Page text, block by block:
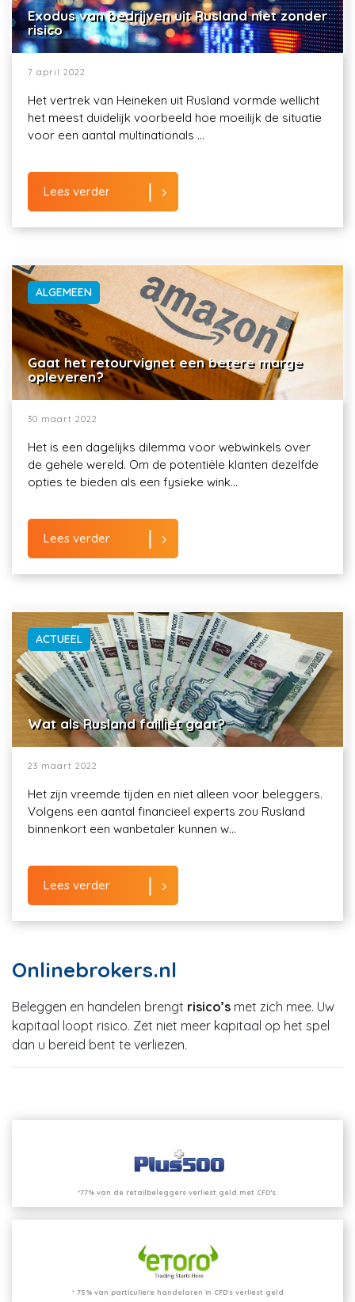
Exodus van bedrijven uit Rusland niet zonder
risico
7 april 2022
Het vertrek van Heineken uit Rusland vormde wellicht
het meest duidelijk voorbeeld hoe moeilijk de situatie
voor een aantal multinationals ...
Lees verder
ALGEMEEN
Gaat het retourvignet een betere marge
opleveren?
30 maart 2022
Het is een dagelijks dilemma voor webwinkels over
de gehele wereld. Om de potentiële klanten dezelfde
opties te bieden als een fysieke wink...
Lees verder
ACTUEEL
Wat als Rusland failliet gaat?
23 maart 2022
Het zijn vreemde tijden en niet alleen voor beleggers.
Volgens een aantal financieel experts zou Rusland
binnenkort een wanbetaler kunnen w...
Lees verder
Onlinebrokers.nl
Beleggen en handelen brengt risico’s met zich mee. Uw
kapitaal loopt risico. Zet niet meer kapitaal op het spel
dan u bereid bent te verliezen.
*77% van de retailbeleggers verliest geld met CFD’s.
* 75% van particuliere handelaren in CFD's verliest geld